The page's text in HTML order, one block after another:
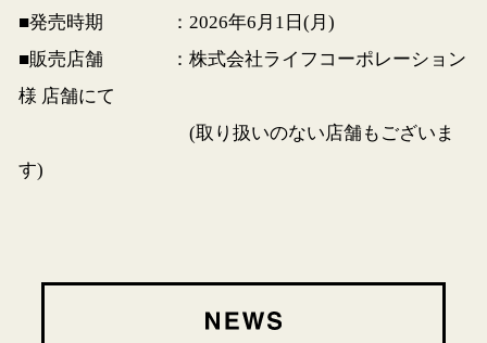
■発売時期
：2026年6月1日(月)
■販売店舗
：株式会社ライフコーポレーション
様 店舗にて
(取り扱いのない店舗もございま
す)